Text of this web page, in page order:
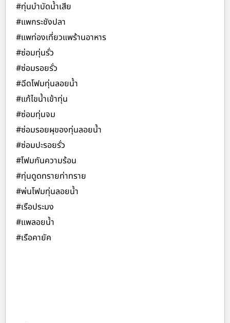
#ทุ่นบำบัดน้ำเสีย
#แพกระชังปลา
#แพท่องเที่ยวแพร้านอาหาร
#ซ่อมทุ่นรั่ว
#ซ่อมรอยรั่ว
#ฉีดโฟมทุ่นลอยน้ำ
#แก้ไขน้ำเข้าทุ่น
#ซ่อมทุ่นจม
#ซ่อมรอยผุของทุ่นลอยน้ำ
#ซ่อมปะรอยรั่ว
#โฟมกันความร้อน
#ทุ่นดูดทรายท่าทราย
#พ่นโฟมทุ่นลอยน้ำ
#เรือประมง
#แพลอยน้ำ
#เรือคายัค